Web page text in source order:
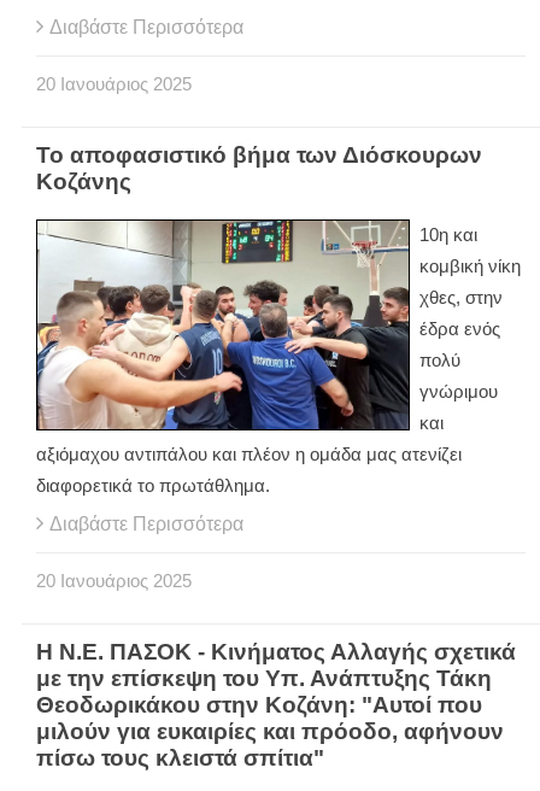
Διαβάστε Περισσότερα
20 Ιανουάριος 2025
Το αποφασιστικό βήμα των Διόσκουρων
Κοζάνης
10η και
κομβική νίκη
χθες, στην
έδρα ενός
πολύ
γνώριμου
και
αξιόμαχου αντιπάλου και πλέον η ομάδα μας ατενίζει
διαφορετικά το πρωτάθλημα.
Διαβάστε Περισσότερα
20 Ιανουάριος 2025
Η Ν.Ε. ΠΑΣΟΚ - Κινήματος Αλλαγής σχετικά
με την επίσκεψη του Υπ. Ανάπτυξης Τάκη
Θεοδωρικάκου στην Κοζάνη: "Αυτοί που
μιλούν για ευκαιρίες και πρόοδο, αφήνουν
πίσω τους κλειστά σπίτια"